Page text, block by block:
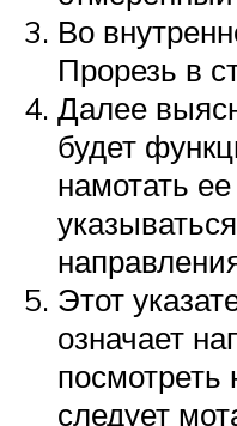
Во
Прорезь в
Далее
будет
намотать
Этот
означает
посмотреть
следует